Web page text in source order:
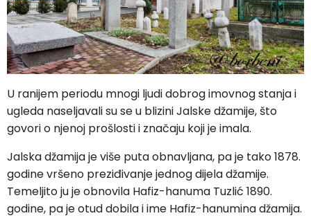
U ranijem periodu mnogi ljudi dobrog imovnog stanja i
ugleda naseljavali su se u blizini Jalske džamije, što
govori o njenoj prošlosti i značaju koji je imala.
Jalska džamija je više puta obnavljana, pa je tako 1878.
godine vršeno preziđivanje jednog dijela džamije.
Temeljito ju je obnovila Hafiz-hanuma Tuzlić 1890.
godine, pa je otud dobila i ime Hafiz-hanumina džamija.